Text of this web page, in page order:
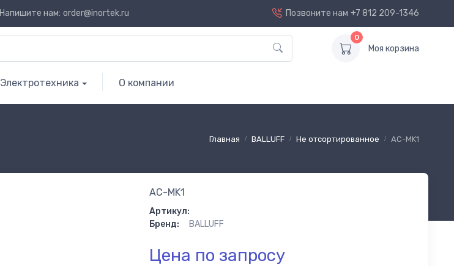
Напишите нам: order@inortek.ru Позвоните нам +7 812 209-1346
0
Моя корзина
Электротехника О компании
Главная BALLUFF Не отсортированное AC-MK1
AC-MK1
Артикул:
Бренд:
BALLUFF
Цена по запросу